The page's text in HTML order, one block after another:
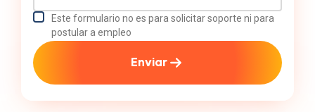
Este formulario no es para solicitar soporte ni para
postular a empleo
Enviar